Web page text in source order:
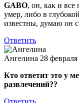
GABO, он, как и все
умер, либо в
известны, думаю он
Ответить
Ангелина 28
Кто ответит это у
развлечений??
Ответить